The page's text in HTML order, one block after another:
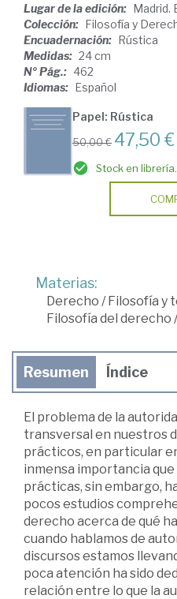
Lugar de la edición: Madrid.
Colección: Filosofía y
Encuadernación: Rústica
Medidas: 24 cm
Nº Pág.: 462
Idiomas: Español
Papel: Rústica
50,00 € 47,50 €
Stock en
Materias:
Derecho /Filosofía y
Filosofía del derecho /
Resumen Índice
El problema de la
transversal en nuestros
prácticos, en particular
inmensa importancia
prácticas, sin embargo,
pocos estudios
derecho acerca de qué
cuando hablamos de
discursos estamos
poca atención ha sido
relación entre lo que la